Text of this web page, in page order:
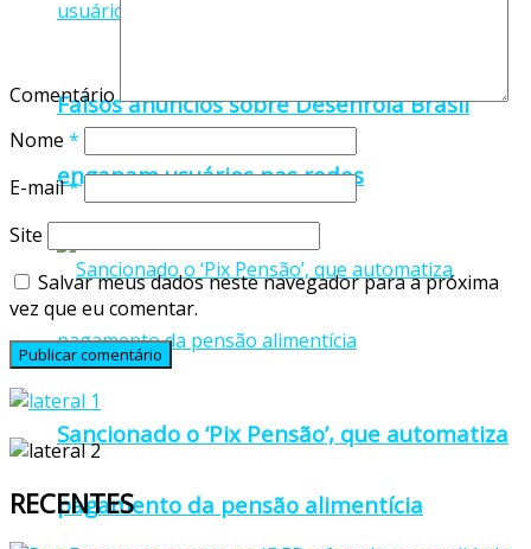
Falsos anúncios sobre Desenrola Brasil
enganam usuários nas redes
Sancionado o ‘Pix Pensão’, que automatiza
pagamento da pensão alimentícia
Comentário
Nome *
E-mail*
Site
Salvar meus dados neste navegador para a próxima
vez que eu comentar.
RECENTES